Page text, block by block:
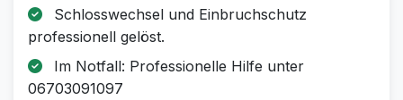
Schlosswechsel und Einbruchschutz
professionell gelöst.
Im Notfall: Professionelle Hilfe unter
06703091097